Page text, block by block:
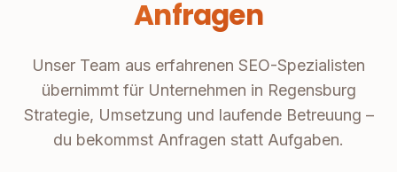
Anfragen
Unser Team aus erfahrenen SEO-Spezialisten
übernimmt für Unternehmen in Regensburg
Strategie, Umsetzung und laufende Betreuung –
du bekommst Anfragen statt Aufgaben.